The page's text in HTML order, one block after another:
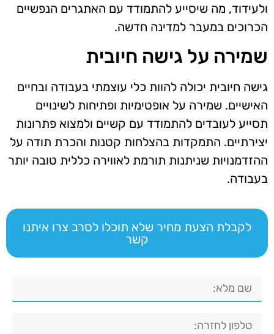
ולעידוד, מה שיסייע להתמודד עם האתגרים הנפשיים
הכרוכים במעבר למדינה חדשה.
שמירה על גישה חיובית
גישה חיובית יכולה להוות כלי עוצמתי בעבודה ובחיים
האישיים. שמירה על אופטימיות ופתיחות לשינויים
תסייע לעובדים להתמודד עם קשיים ולמצוא פתרונות
יצירתיים. התמקדות בהצלחות קטנות והכרת תודה על
ההזדמנויות שניתנות תורמת לאווירה כללית טובה יותר
בעבודה.
לקבלת הצעת מחיר שלא תוכלו לסרב צרו איתנו
קשר